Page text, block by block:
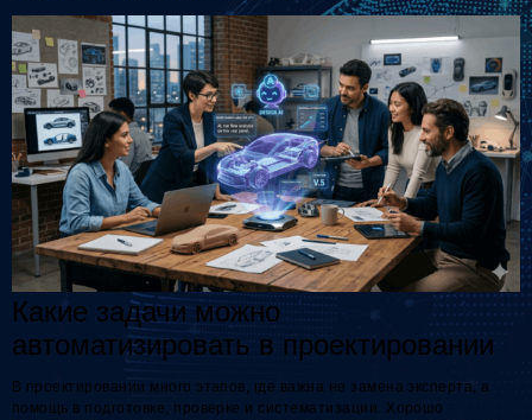
Какие задачи можно
автоматизировать в проектировании
В проектировании много этапов, где важна не замена эксперта, а
помощь в подготовке, проверке и систематизации. Хорошо